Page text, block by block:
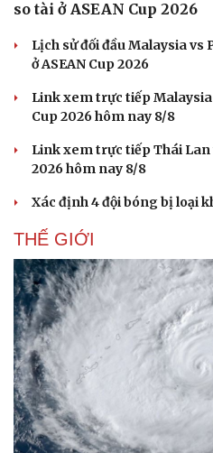
so tài ở ASEAN Cup 2026
Lịch sử đối đầu Malaysia
ở ASEAN Cup 2026
Link xem trực tiếp
Cup 2026 hôm nay 8/8
Link xem trực tiếp Thái Lan
2026 hôm nay 8/8
Xác định 4 đội bóng bị loại
THẾ GIỚI